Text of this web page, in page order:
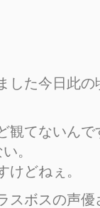
した今日此の
観てないんで
。
けどねぇ。
スボスの声優